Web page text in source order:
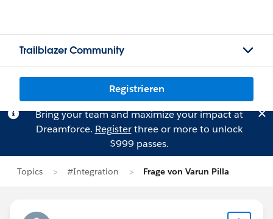
Trailblazer Community
Registrieren
Bring your team and maximize your impact at
Dreamforce. Registerthree or more to unlock
$999 passes.
Topics #Integration Frage von Varun Pilla